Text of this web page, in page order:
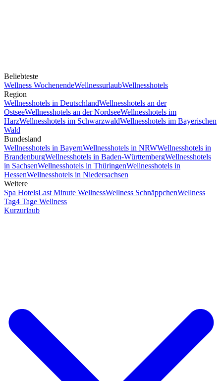
Beliebteste
Wellness WochenendeWellnessurlaubWellnesshotels
Region
Wellnesshotels in DeutschlandWellnesshotels an der
OstseeWellnesshotels an der NordseeWellnesshotels im
HarzWellnesshotels im SchwarzwaldWellnesshotels im Bayerischen
Wald
Bundesland
Wellnesshotels in BayernWellnesshotels in NRWWellnesshotels in
BrandenburgWellnesshotels in Baden-WürttembergWellnesshotels
in SachsenWellnesshotels in ThüringenWellnesshotels in
HessenWellnesshotels in Niedersachsen
Weitere
Spa HotelsLast Minute WellnessWellness SchnäppchenWellness
Tag4 Tage Wellness
Kurzurlaub